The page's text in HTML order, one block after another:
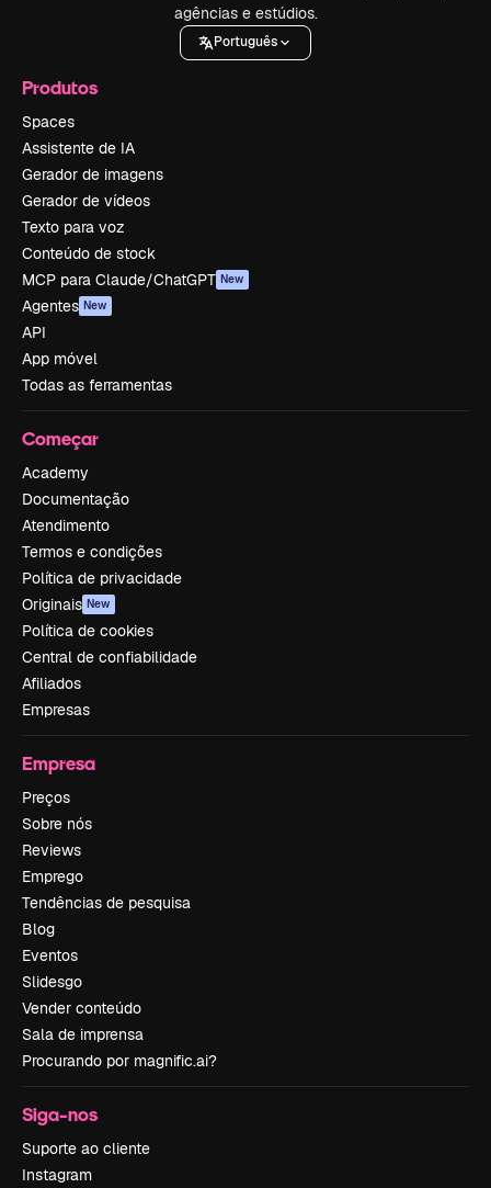
agências e estúdios.
Português
Produtos
Spaces
Assistente de IA
Gerador de imagens
Gerador de vídeos
Texto para voz
Conteúdo de stock
MCP para Claude/ChatGPT New
Agentes New
API
App móvel
Todas as ferramentas
Começar
Academy
Documentação
Atendimento
Termos e condições
Política de privacidade
Originais New
Política de cookies
Central de confiabilidade
Afiliados
Empresas
Empresa
Preços
Sobre nós
Reviews
Emprego
Tendências de pesquisa
Blog
Eventos
Slidesgo
Vender conteúdo
Sala de imprensa
Procurando por magnific.ai?
Siga-nos
Suporte ao cliente
Instagram